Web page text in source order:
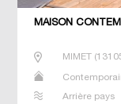
MAISON
MIMET(
Arrière pays